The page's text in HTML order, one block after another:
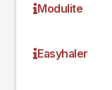
Modulite
Easyhaler